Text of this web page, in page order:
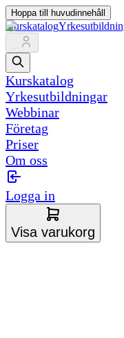
Hoppa till huvudinnehåll
Kurskatalog
...
Kurskatalog
Yrkesutbildningar
Webbinar
Företag
Priser
Om oss
Logga in
Visa varukorg